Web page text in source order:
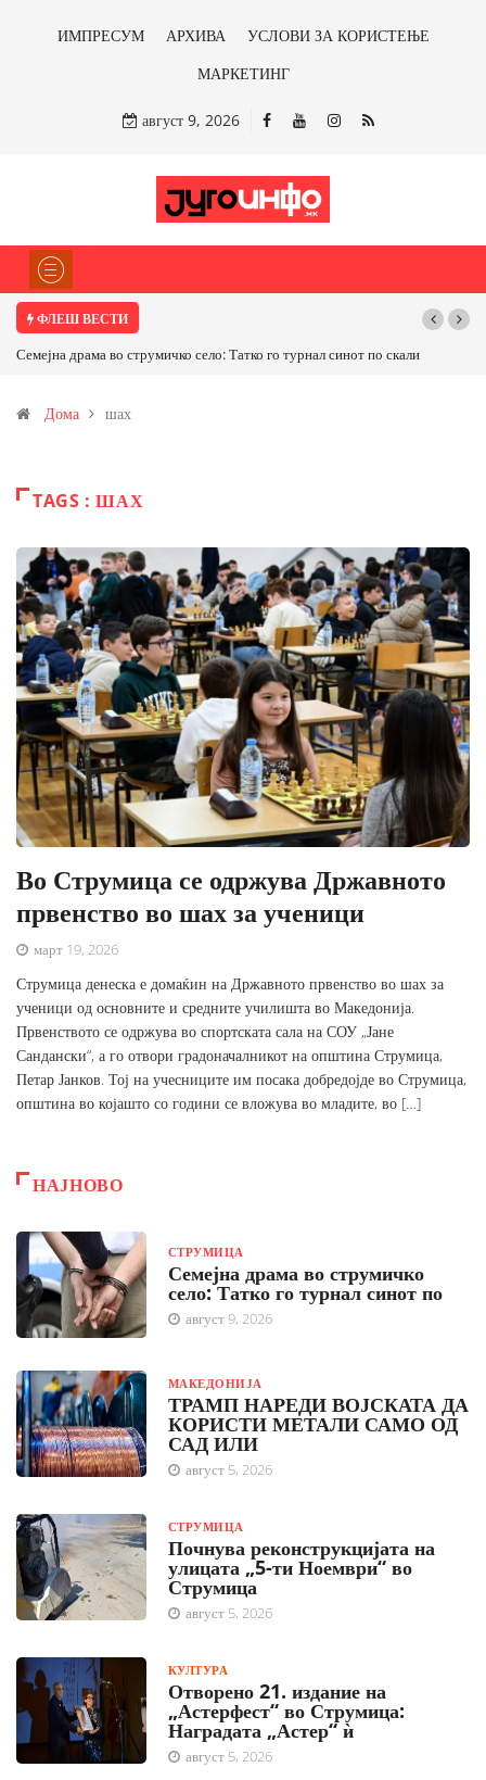
ИМПРЕСУМ АРХИВА
УСЛОВИ ЗА КОРИСТЕЊЕ
МАРКЕТИНГ
август 9, 2026
ФЛЕШ ВЕСТИ
Семејна драма во струмичко село: Татко го турнал синот по скали
Дома шах
TAGS : ШАХ
Во Струмица се одржува Државното
првенство во шах за ученици
март 19, 2026
Струмица денеска е домаќин на Државното првенство во шах за
ученици од основните и средните училишта во Македонија.
Првенството се одржува во спортската сала на СОУ „Јане
Сандански“, а го отвори градоначалникот на општина Струмица,
Петар Јанков. Тој на учесниците им посака добредојде во Струмица,
општина во којашто со години се вложува во младите, во […]
НАЈНОВО
СТРУМИЦА
Семејна драма во струмичко
село: Татко го турнал синот по
август 9, 2026
МАКЕДОНИЈА
ТРАМП НАРЕДИ ВОЈСКАТА ДА
КОРИСТИ МЕТАЛИ САМО ОД
САД ИЛИ
август 5, 2026
СТРУМИЦА
Почнува реконструкцијата на
улицата „5-ти Ноември“ во
Струмица
август 5, 2026
КУЛТУРА
Отворено 21. издание на
„Астерфест“ во Струмица:
Наградата „Астер“ ѝ
август 5, 2026